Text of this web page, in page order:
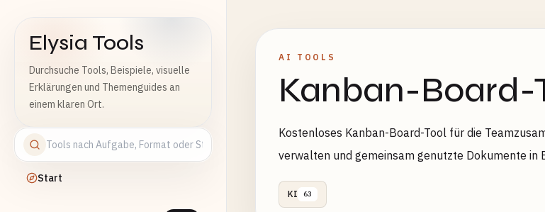
Elysia Tools
Durchsuche Tools, Beispiele, visuelle
Erklärungen und Themenguides an
einem klaren Ort.
Start
AI TOOLS
Kanban-Board-
Kostenloses Kanban-Board-Tool für die
verwalten und gemeinsam genutzte Dokumente
KI 63